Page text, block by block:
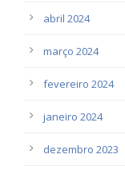
abril 2024
março 2024
fevereiro 2024
janeiro 2024
dezembro 2023